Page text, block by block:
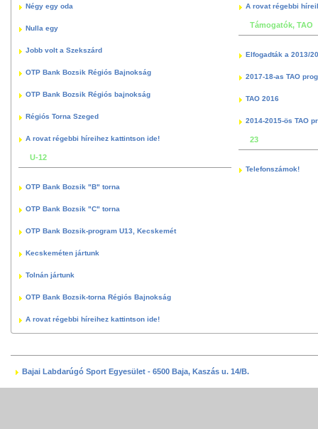
Négy egy oda
Nulla egy
Jobb volt a Szekszárd
OTP Bank Bozsik Régiós Bajnokság
OTP Bank Bozsik Régiós bajnokság
Régiós Torna Szeged
A rovat régebbi híreihez kattintson ide!
U-12
OTP Bank Bozsik "B" torna
OTP Bank Bozsik "C" torna
OTP Bank Bozsik-program U13, Kecskemét
Kecskeméten jártunk
Tolnán jártunk
OTP Bank Bozsik-torna Régiós Bajnokság
A rovat régebbi híreihez kattintson ide!
A rovat régebbi
Támogatók, TAO
Elfogadták a 2013/
2017-18-as TAO
TAO 2016
2014-2015-ös TAO
23
Telefonszámok!
Bajai Labdarúgó Sport Egyesület - 6500 Baja, Kaszás u. 14/B.